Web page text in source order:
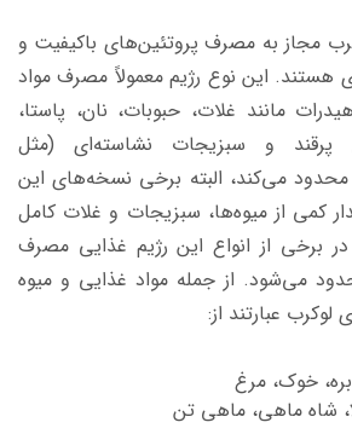
مجاز به مصرف پروتئین‌های باکیفیت و
هستند. این نوع رژیم معمولاً مصرف مواد
مانند غلات، حبوبات، نان، پاستا،
پرقند و سبزیجات نشاسته‌ای (مثل
می‌کند، البته برخی نسخه‌‌های این
کمی از میوه‌ها، سبزیجات و غلات کامل
برخی از انواع این رژیم غذایی مصرف
می‌شود. از جمله مواد غذایی و میوه
لوکرب عبارتند از:
خوک، مرغ
شاه ماهی، ماهی تن